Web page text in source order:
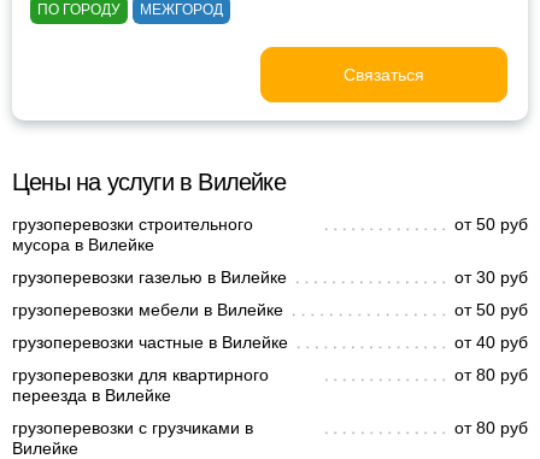
ПО ГОРОДУ МЕЖГОРОД
Связаться
Цены на услуги в Вилейке
грузоперевозки строительного
мусора в Вилейке
от 50 руб
грузоперевозки газелью в Вилейке
от 30 руб
грузоперевозки мебели в Вилейке
от 50 руб
грузоперевозки частные в Вилейке
от 40 руб
грузоперевозки для квартирного
переезда в Вилейке
от 80 руб
грузоперевозки с грузчиками в
Вилейке
от 80 руб